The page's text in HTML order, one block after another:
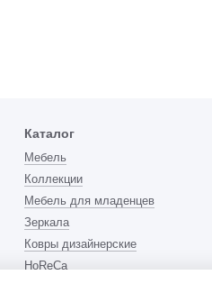
Каталог
Мебель
Коллекции
Мебель для младенцев
Зеркала
Ковры дизайнерские
HoReCa